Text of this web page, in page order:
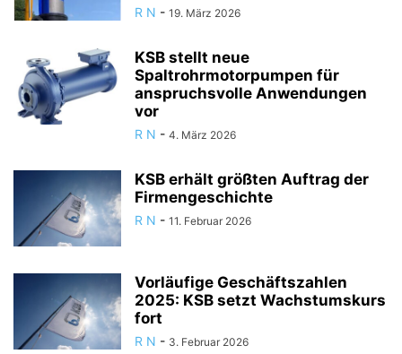
R N - 19. März 2026
KSB stellt neue
Spaltrohrmotorpumpen für
anspruchsvolle Anwendungen
vor
R N - 4. März 2026
KSB erhält größten Auftrag der
Firmengeschichte
R N - 11. Februar 2026
Vorläufige Geschäftszahlen
2025: KSB setzt Wachstumskurs
fort
R N - 3. Februar 2026